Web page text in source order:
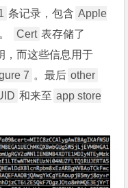
条记录，包含 Apple
。 Cert 表存储了
，而这些信息用于
7 。最后 other
和来至 app store